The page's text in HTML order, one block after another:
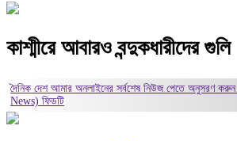
কাশ্মীরে আবারও বন্দুকধারীদের গুলি
দৈনিক দেশ আমার অনলাইনের সর্বশেষ নিউজ পেতে অনুসরণ করুন
News) ফিডটি